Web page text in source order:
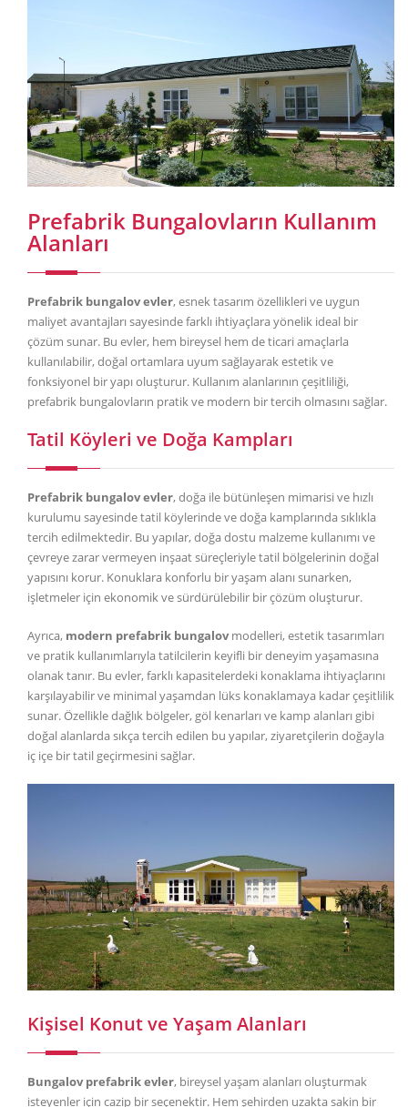
Prefabrik Bungalovların Kullanım
Alanları
Prefabrik bungalov evler, esnek tasarım özellikleri ve uygun
maliyet avantajları sayesinde farklı ihtiyaçlara yönelik ideal bir
çözüm sunar. Bu evler, hem bireysel hem de ticari amaçlarla
kullanılabilir, doğal ortamlara uyum sağlayarak estetik ve
fonksiyonel bir yapı oluşturur. Kullanım alanlarının çeşitliliği,
prefabrik bungalovların pratik ve modern bir tercih olmasını sağlar.
Tatil Köyleri ve Doğa Kampları
Prefabrik bungalov evler, doğa ile bütünleşen mimarisi ve hızlı
kurulumu sayesinde tatil köylerinde ve doğa kamplarında sıklıkla
tercih edilmektedir. Bu yapılar, doğa dostu malzeme kullanımı ve
çevreye zarar vermeyen inşaat süreçleriyle tatil bölgelerinin doğal
yapısını korur. Konuklara konforlu bir yaşam alanı sunarken,
işletmeler için ekonomik ve sürdürülebilir bir çözüm oluşturur.
Ayrıca, modern prefabrik bungalovmodelleri, estetik tasarımları
ve pratik kullanımlarıyla tatilcilerin keyifli bir deneyim yaşamasına
olanak tanır. Bu evler, farklı kapasitelerdeki konaklama ihtiyaçlarını
karşılayabilir ve minimal yaşamdan lüks konaklamaya kadar çeşitlilik
sunar. Özellikle dağlık bölgeler, göl kenarları ve kamp alanları gibi
doğal alanlarda sıkça tercih edilen bu yapılar, ziyaretçilerin doğayla
iç içe bir tatil geçirmesini sağlar.
Kişisel Konut ve Yaşam Alanları
Bungalov prefabrik evler, bireysel yaşam alanları oluşturmak
isteyenler için cazip bir seçenektir. Hem şehirden uzakta sakin bir